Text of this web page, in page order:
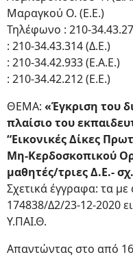
Μαραγκού Ο. (Ε.Ε.)
Τηλέφωνο : 210-
: 210-34.43.314 (Δ.Ε.)
: 210-34.42.933 (Ε.Α.Ε.)
: 210-34.42.212 (Ε.Ε.)
ΘΕΜΑ: «Έγκριση του
πλαίσιο του
“Εικονικές Δίκες
Μη-Κερδοσκοπικού
μαθητές/τριες Δ.Ε.-
Σχετικά έγγραφα: τα
174838/Δ2/23-12-2020
Υ.ΠΑΙ.Θ.
Απαντώντας στο από